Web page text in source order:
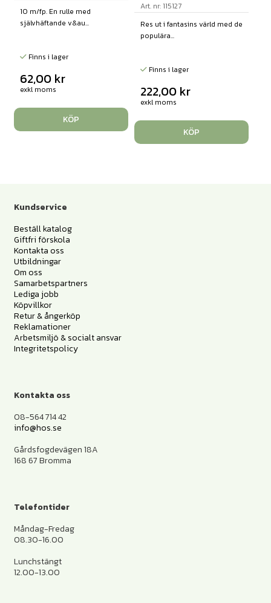
10 m/fp. En rulle med
självhäftande v&au...
Finns i lager
62,00 kr
exkl moms
KÖP
Art. nr: 115127
Res ut i fantasins värld med de
populära...
Finns i lager
222,00 kr
exkl moms
KÖP
Kundservice
Beställ katalog
Giftfri förskola
Kontakta oss
Utbildningar
Om oss
Samarbetspartners
Lediga jobb
Köpvillkor
Retur & ångerköp
Reklamationer
Arbetsmiljö & socialt ansvar
Integritetspolicy
Kontakta oss
08-564 714 42
info@hos.se
Gårdsfogdevägen 18A
168 67 Bromma
Telefontider
Måndag-Fredag
08.30-16.00
Lunchstängt
12.00-13.00